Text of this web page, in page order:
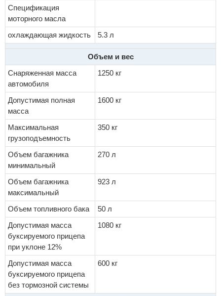
Спецификация
моторного масла
охлаждающая жидкость
5.3 л
Объем и вес
Снаряженная масса
автомобиля
1250 кг
Допустимая полная
масса
1600 кг
Максимальная
грузоподъемность
350 кг
Объем багажника
минимальный
270 л
Объем багажника
максимальный
923 л
Объем топливного бака
50 л
Допустимая масса
буксируемого прицепа
при уклоне 12%
1080 кг
Допустимая масса
буксируемого прицепа
без тормозной системы
600 кг